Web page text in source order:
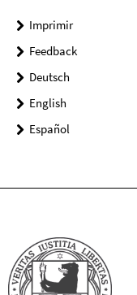
Imprimir
Feedback
Deutsch
English
Español